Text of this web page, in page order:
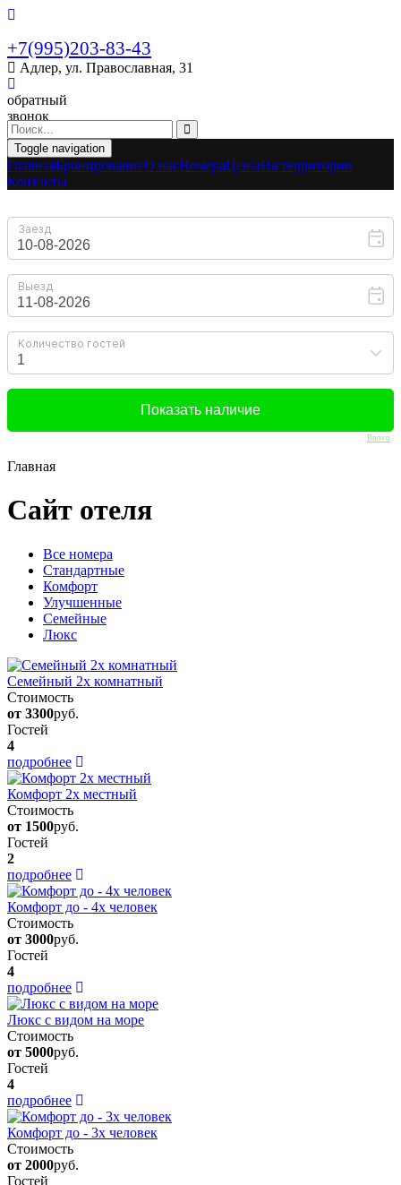
+7(995)203-83-43
Адлер, ул. Православная, 31
обратный
звонок
Toggle navigation
ГлавнаяБронированиеO насНомераЦеныНа территории
Контакты
Bnovo
Главная
Сайт отеля
Вcе номера
Стандартные
Комфорт
Улучшенные
Семейные
Люкс
Семейный 2х комнатный
Стоимость
от 3300руб.
Гостей
4
подробнее
Комфорт 2х местный
Стоимость
от 1500руб.
Гостей
2
подробнее
Комфорт до - 4х человек
Стоимость
от 3000руб.
Гостей
4
подробнее
Люкс с видом на море
Стоимость
от 5000руб.
Гостей
4
подробнее
Комфорт до - 3х человек
Стоимость
от 2000руб.
Гостей